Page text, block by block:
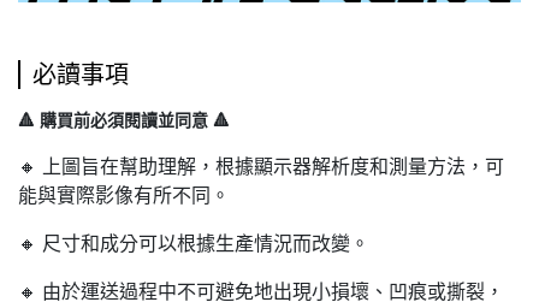
必讀事項
🔺 購買前必須閱讀並同意 🔺
🔸 上圖旨在幫助理解，根據顯示器解析度和測量方法，可
能與實際影像有所不同。
🔸 尺寸和成分可以根據生產情況而改變。
🔸 由於運送過程中不可避免地出現小損壞、凹痕或撕裂，